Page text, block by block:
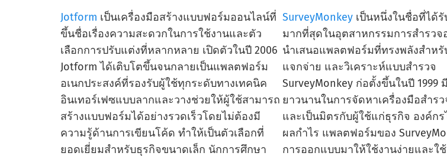
Jotform เป็นเครื่องมือสร้างแบบฟอร์มออนไลน์ที่
ขึ้นชื่อเรื่องความสะดวกในการใช้งานและตัว
เลือกการปรับแต่งที่หลากหลาย เปิดตัวในปี 2006
Jotform ได้เติบโตขึ้นจนกลายเป็นแพลตฟอร์ม
อเนกประสงค์ที่รองรับผู้ใช้ทุกระดับทางเทคนิค
อินเทอร์เฟซแบบลากและวางช่วยให้ผู้ใช้สามารถ
สร้างแบบฟอร์มได้อย่างรวดเร็วโดยไม่ต้องมี
ความรู้ด้านการเขียนโค้ด ทําให้เป็นตัวเลือกที่
ยอดเยี่ยมสําหรับธุรกิจขนาดเล็ก นักการศึกษา
SurveyMonkey เป็นหนึ่งในชื่อที่ได้
มากที่สุดในอุตสาหกรรมการสํารวจ
นําเสนอแพลตฟอร์มที่ทรงพลังสําหรั
แจกจ่าย และวิเคราะห์แบบสํารวจ
SurveyMonkey ก่อตั้งขึ้นในปี 1999
ยาวนานในการจัดหาเครื่องมือสําร
และเป็นมิตรกับผู้ใช้แก่ธุรกิจ องค์ก
ผลกําไร แพลตฟอร์มของ
การออกแบบมาให้ใช้งานง่ายและใ